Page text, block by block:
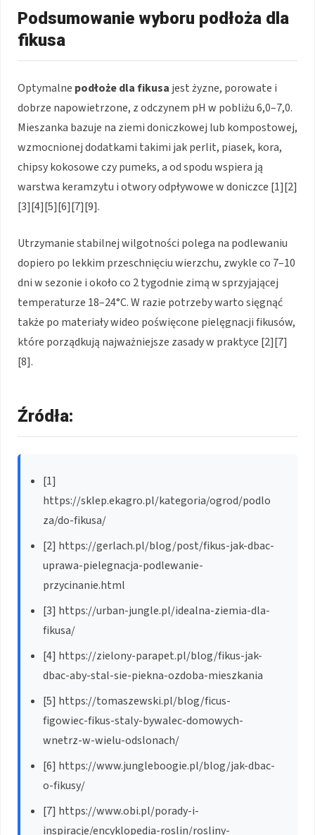
Podsumowanie wyboru podłoża dla
fikusa
Optymalne podłoże dla fikusajest żyzne, porowate i
dobrze napowietrzone, z odczynem pH w pobliżu 6,0–7,0.
Mieszanka bazuje na ziemi doniczkowej lub kompostowej,
wzmocnionej dodatkami takimi jak perlit, piasek, kora,
chipsy kokosowe czy pumeks, a od spodu wspiera ją
warstwa keramzytu i otwory odpływowe w doniczce [1][2]
[3][4][5][6][7][9].
Utrzymanie stabilnej wilgotności polega na podlewaniu
dopiero po lekkim przeschnięciu wierzchu, zwykle co 7–10
dni w sezonie i około co 2 tygodnie zimą w sprzyjającej
temperaturze 18–24°C. W razie potrzeby warto sięgnąć
także po materiały wideo poświęcone pielęgnacji fikusów,
które porządkują najważniejsze zasady w praktyce [2][7]
[8].
Źródła:
[1]
https://sklep.ekagro.pl/kategoria/ogrod/podlo
za/do-fikusa/
[2] https://gerlach.pl/blog/post/fikus-jak-dbac-
uprawa-pielegnacja-podlewanie-
przycinanie.html
[3] https://urban-jungle.pl/idealna-ziemia-dla-
fikusa/
[4] https://zielony-parapet.pl/blog/fikus-jak-
dbac-aby-stal-sie-piekna-ozdoba-mieszkania
[5] https://tomaszewski.pl/blog/ficus-
figowiec-fikus-staly-bywalec-domowych-
wnetrz-w-wielu-odslonach/
[6] https://www.jungleboogie.pl/blog/jak-dbac-
o-fikusy/
[7] https://www.obi.pl/porady-i-
inspiracje/encyklopedia-roslin/rosliny-